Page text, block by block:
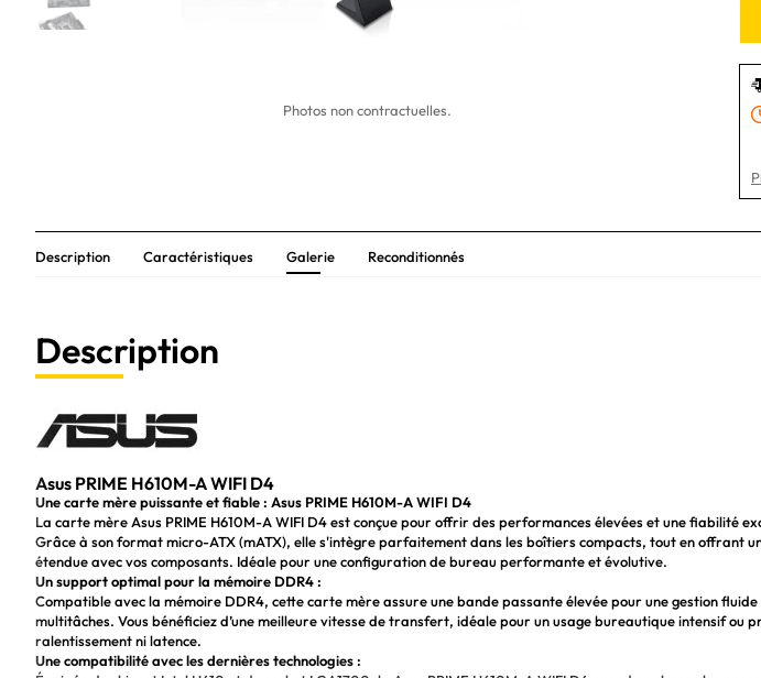
Photos non contractuelles.
Description Caractéristiques Galerie Reconditionnés
Description
Asus PRIME H610M-A WIFI D4
Une carte mère puissante et fiable : Asus PRIME H610M-A WIFI D4
La carte mère Asus PRIME H610M-A WIFI D4 est conçue pour offrir des performances élevées et une fiabilité
Grâce à son format micro-ATX (mATX), elle s'intègre parfaitement dans les boîtiers compacts, tout en offrant
étendue avec vos composants. Idéale pour une configuration de bureau performante et évolutive.
Un support optimal pour la mémoire DDR4 :
Compatible avec la mémoire DDR4, cette carte mère assure une bande passante élevée pour une gestion fluide
multitâches. Vous bénéficiez d’une meilleure vitesse de transfert, idéale pour un usage bureautique intensif ou
ralentissement ni latence.
Une compatibilité avec les dernières technologies :